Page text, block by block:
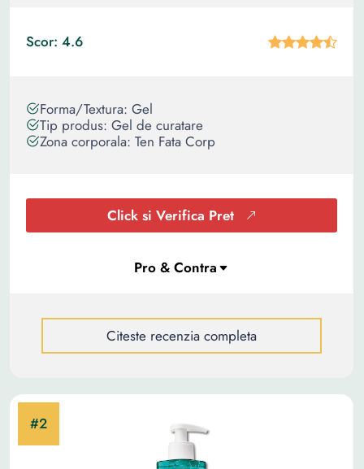
Scor: 4.6
Forma/Textura: Gel
Tip produs: Gel de curatare
Zona corporala: Ten Fata Corp
Click si Verifica Pret
Citeste recenzia completa